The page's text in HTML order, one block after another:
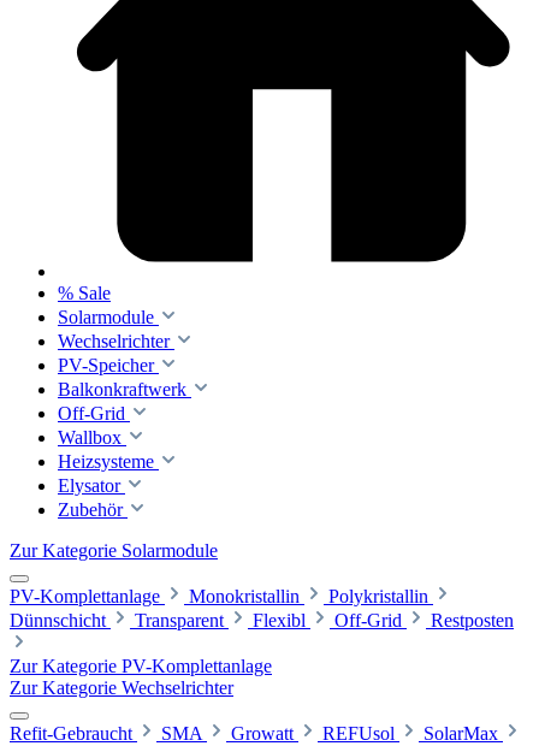
% Sale
Solarmodule
Wechselrichter
PV-Speicher
Balkonkraftwerk
Off-Grid
Wallbox
Heizsysteme
Elysator
Zubehör
Zur Kategorie Solarmodule
PV-Komplettanlage Monokristallin
Polykristallin
Dünnschicht
Transparent Flexibl Off-Grid Restposten
Zur Kategorie PV-Komplettanlage
Zur Kategorie Wechselrichter
Refit-Gebraucht SMA Growatt REFUsol
SolarMax